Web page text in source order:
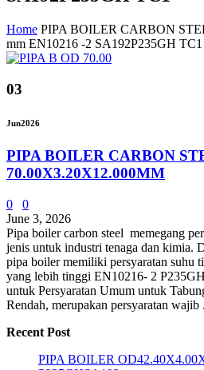
Home PIPA BOILER CARBON
mm EN10216 -2 SA192P235GH TC1
03
Jun2026
PIPA BOILER CARBON
70.00X3.20X12.000MM
0
0
June 3, 2026
Pipa boiler carbon steel memegang
jenis untuk industri tenaga dan kimia.
pipa boiler memiliki persyaratan suhu
yang lebih tinggi EN10216- 2
untuk Persyaratan Umum untuk
Rendah, merupakan persyaratan wajib
Recent Post
PIPA BOILER